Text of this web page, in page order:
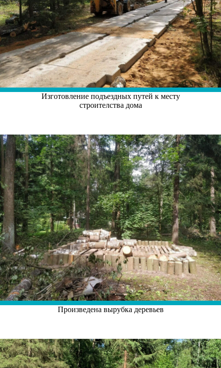
Изготовление подъездных путей к месту
строителства дома
Произведена вырубка деревьев